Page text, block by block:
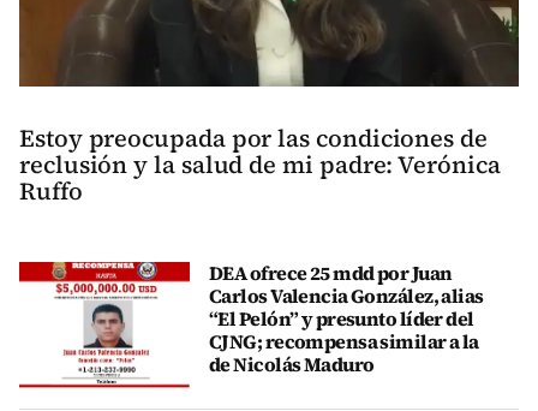
Estoy preocupada por las condiciones de
reclusión y la salud de mi padre: Verónica
Ruffo
DEA ofrece 25 mdd por Juan
Carlos Valencia González, alias
“El Pelón” y presunto líder del
CJNG; recompensa similar a la
de Nicolás Maduro